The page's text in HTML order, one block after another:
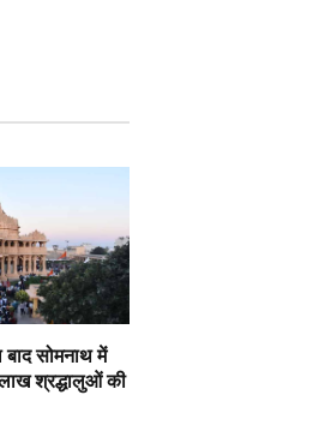
सोमनाथ में
लाख श्रद्धालुओं की